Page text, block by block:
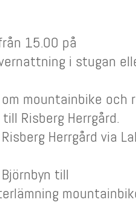
15.00 på
i stugan
mountainbike och
Risberg Herrgård.
Herrgård via
till